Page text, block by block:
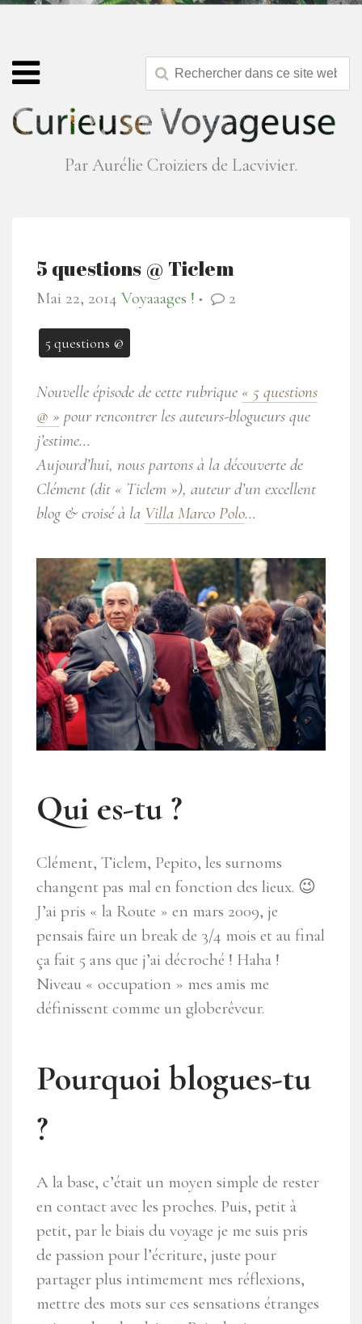
Par Aurélie Croiziers de Lacvivier.
5 questions @ Ticlem
Mai 22, 2014 Voyaaages ! ● 2
5 questions @
Nouvelle épisode de cette rubrique « 5 questions
@ » pour rencontrer les auteurs-blogueurs que
j’estime…
Aujourd’hui, nous partons à la découverte de
Clément (dit « Ticlem »), auteur d’un excellent
blog & croisé à la Villa Marco Polo…
Qui es-tu ?
Clément, Ticlem, Pepito, les surnoms
changent pas mal en fonction des lieux. 😉
J’ai pris « la Route » en mars 2009, je
pensais faire un break de 3/4 mois et au final
ça fait 5 ans que j’ai décroché ! Haha !
Niveau « occupation » mes amis me
définissent comme un globerêveur.
Pourquoi blogues-tu
?
A la base, c’était un moyen simple de rester
en contact avec les proches. Puis, petit à
petit, par le biais du voyage je me suis pris
de passion pour l’écriture, juste pour
partager plus intimement mes réflexions,
mettre des mots sur ces sensations étranges